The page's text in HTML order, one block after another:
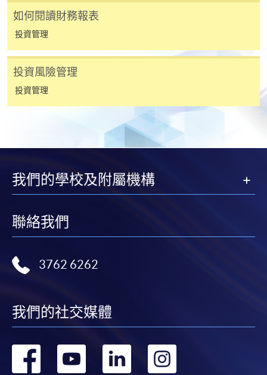
失誤、延誤、中斷、中止、或限制（2）從付款的網關傳送而
來的任何信息或資訊中出現的疏忽、錯誤、誤差或遺漏；
（3）付款的網關在完成網上付款時出現的故障、失靈、或失
誤；（4）任何由付款的網關引起或與付款的網關相關的原
因，包括未獲授權進入、資料傳送的改動、任何非法行為等。
以上中文本純作參考之用，如內容與英文版本有任何歧義，一
付款方法
1. 現金、「易辦事」（EPS）、微信支付
申請人可親臨學院任何一所報名中心，以現金、「易
辦事」、微信支付（WeChat Pay）或支付寶
2. 支票或銀行本票
學專業進修學院」。支票背面請寫上課程名稱及申請
人姓名。 閣下可：
親臨學院各報名中心遞交劃線支票、報名表格及有關
如何閱讀財務報表
投資管理
投資風險管理
投資管理
我們的學校及附屬機構
聯絡我們
3762 6262
我們的社交媒體
轉
轉
轉